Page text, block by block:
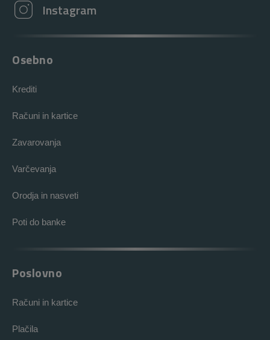
Instagram
Osebno
Krediti
Računi in kartice
Zavarovanja
Varčevanja
Orodja in nasveti
Poti do banke
Poslovno
Računi in kartice
Plačila